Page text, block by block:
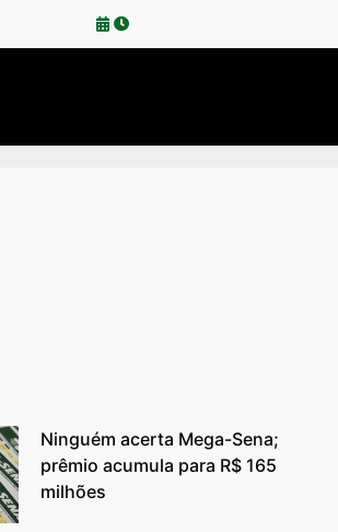
Ninguém acerta Mega-Sena;
prêmio acumula para R$ 165
milhões